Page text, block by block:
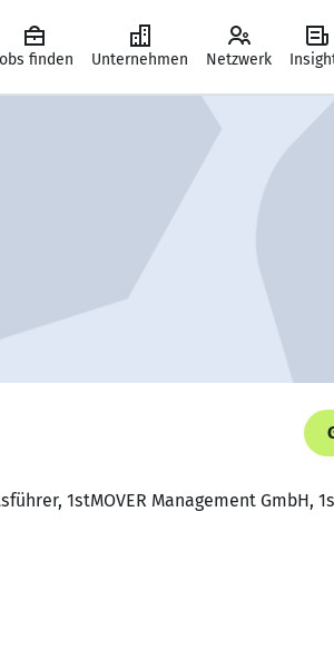
finden Unternehmen Netzwerk
1stMOVER Management GmbH,